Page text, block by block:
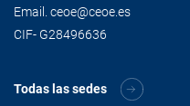
Email. ceoe@ceoe.es
CIF- G28496636
Todas las sedes